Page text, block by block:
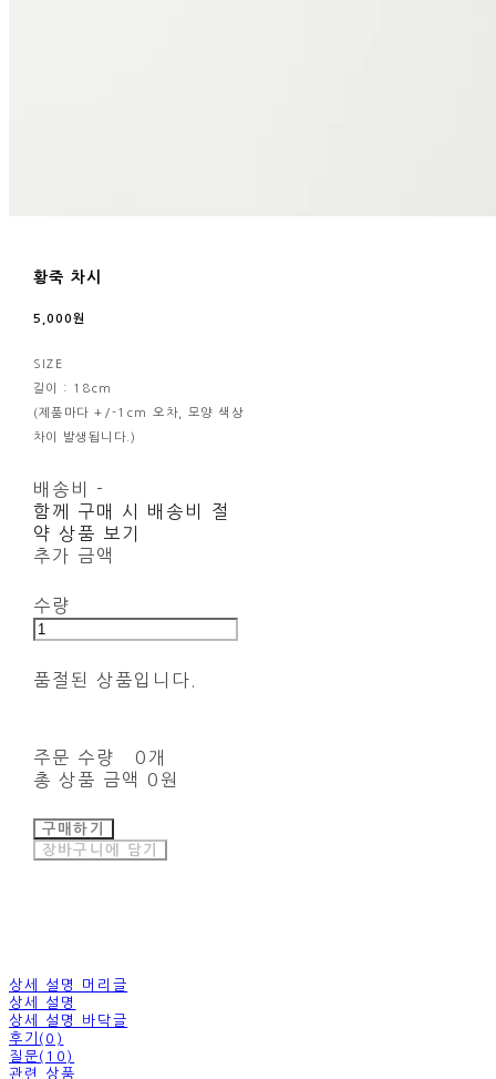
황죽 차시
5,000원
SIZE
길이 : 18cm
(제품마다 +/-1cm 오차, 모양 색상
차이 발생됩니다.)
배송비 -
함께 구매 시 배송비 절
약 상품 보기
추가 금액
수량
품절된 상품입니다.
주문 수량
0개
총 상품 금액
0원
구매하기
장바구니에 담기
상세 설명 머리글
상세 설명
상세 설명 바닥글
후기(0)
질문(10)
관련 상품